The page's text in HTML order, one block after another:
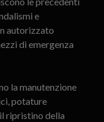
e
autorizzato
di emergenza
la manutenzione
potature
ripristino della